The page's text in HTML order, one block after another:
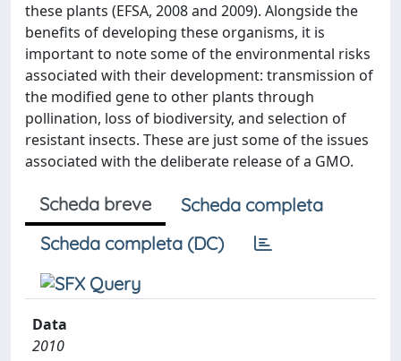
these plants (EFSA, 2008 and 2009). Alongside the
benefits of developing these organisms, it is
important to note some of the environmental risks
associated with their development: transmission of
the modified gene to other plants through
pollination, loss of biodiversity, and selection of
resistant insects. These are just some of the issues
associated with the deliberate release of a GMO.
Scheda breve
Scheda completa
Scheda completa (DC)
Data
2010